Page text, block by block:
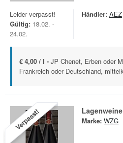
Leider verpasst!
Gültig: 18.02. -
24.02.
Händler: AEZ
€ 4,00 / l - JP Chenet, Erben oder
Frankreich oder Deutschland,
Verpasst! Lagenweine
Marke: WZG